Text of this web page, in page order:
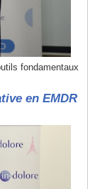
fondamentaux
en EMDR